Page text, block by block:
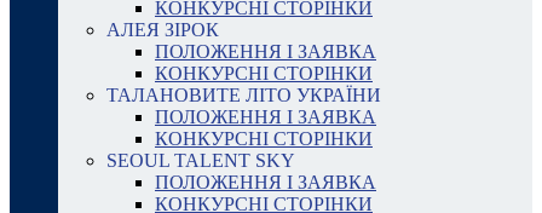
КОНКУРСНІ СТОРІНКИ
АЛЕЯ ЗІРОК
ПОЛОЖЕННЯ І ЗАЯВКА
КОНКУРСНІ СТОРІНКИ
ТАЛАНОВИТЕ ЛІТО УКРАЇНИ
ПОЛОЖЕННЯ І ЗАЯВКА
КОНКУРСНІ СТОРІНКИ
SEOUL TALENT SKY
ПОЛОЖЕННЯ І ЗАЯВКА
КОНКУРСНІ СТОРІНКИ